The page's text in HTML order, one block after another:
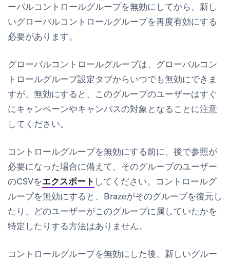
ーバルコントロールグループを無効にしてから、新し
いグローバルコントロールグループを再度有効にする
必要があります。
グローバルコントロールグループは、 グローバルコン
トロールグループ設定タブからいつでも無効にできま
すが、無効にすると、このグループのユーザーはすぐ
にキャンペーンやキャンバスの対象となることに注意
してください。
コントロールグループを無効にする前に、後で参照が
必要になった場合に備えて、そのグループのユーザー
のCSVをエクスポート してください。コントロールグ
ループを無効にすると、Brazeがそのグループを復元し
たり、どのユーザーがこのグループに属していたかを
特定したりする方法はありません。
コントロールグループを無効にした後、新しいグルー